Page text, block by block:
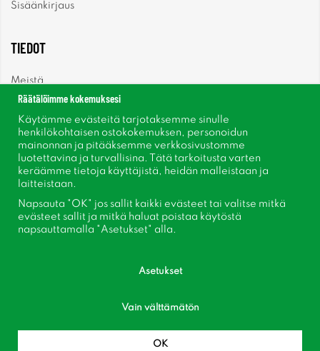
Sisäänkirjaus
TIEDOT
Meistä
Uutiset
Uutiskirje
Tietoja evästeistä
Inspiraatiota
Seuraa meitä Facebook
Liity asiakaskerhoomme!
Räätälöimme kokemuksesi
Käytämme evästeitä tarjotaksemme sinulle
henkilökohtaisen ostokokemuksen, personoidun
mainonnan ja pitääksemme verkkosivustomme
luotettavina ja turvallisina. Tätä tarkoitusta varten
keräämme tietoja käyttäjistä, heidän malleistaan ​​ja
laitteistaan.
Napsauta "OK" jos sallit kaikki evästeet tai valitse mitkä
evästeet sallit ja mitkä haluat poistaa käytöstä
napsauttamalla "Asetukset" alla.
Asetukset
Vain välttämätön
OK